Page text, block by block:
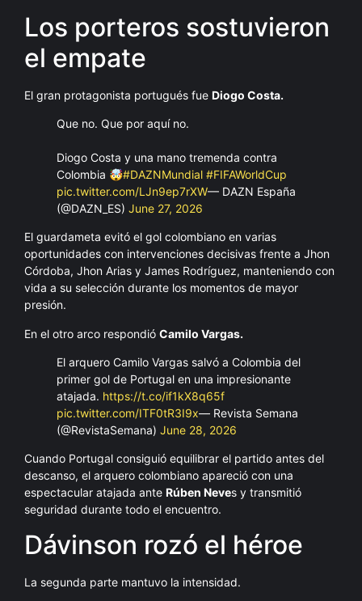
Los porteros sostuvieron
el empate
El gran protagonista portugués fue Diogo Costa.
Que no. Que por aquí no.
Diogo Costa y una mano tremenda contra
Colombia 🤯#DAZNMundial #FIFAWorldCup
pic.twitter.com/LJn9ep7rXW— DAZN España
(@DAZN_ES) June 27, 2026
El guardameta evitó el gol colombiano en varias
oportunidades con intervenciones decisivas frente a Jhon
Córdoba, Jhon Arias y James Rodríguez, manteniendo con
vida a su selección durante los momentos de mayor
presión.
En el otro arco respondió Camilo Vargas.
El arquero Camilo Vargas salvó a Colombia del
primer gol de Portugal en una impresionante
atajada. https://t.co/if1kX8q65f
pic.twitter.com/ITF0tR3I9x— Revista Semana
(@RevistaSemana) June 28, 2026
Cuando Portugal consiguió equilibrar el partido antes del
descanso, el arquero colombiano apareció con una
espectacular atajada ante Rúben Neves y transmitió
seguridad durante todo el encuentro.
Dávinson rozó el héroe
La segunda parte mantuvo la intensidad.